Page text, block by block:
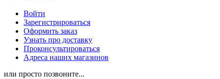
Войти
Зарегистрироваться
Оформить заказ
Узнать про доставку
Проконсультироваться
Адреса наших магазинов
или просто позвоните...